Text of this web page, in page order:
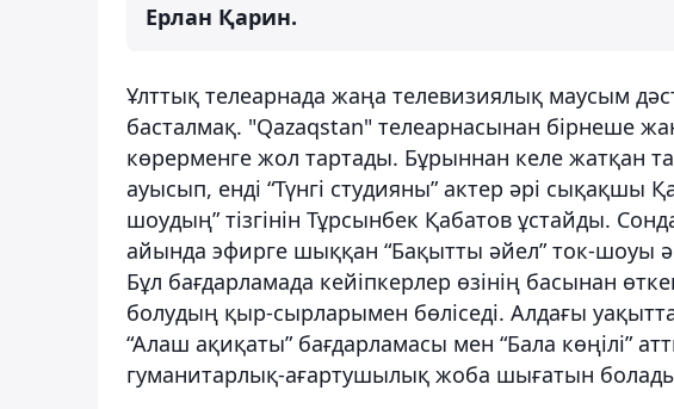
Ерлан Қарин.
Ұлттық телеарнада жаңа телевизиялық маусым
басталмақ. "Qazaqstan" телеарнасынан бірнеше
көрерменге жол тартады. Бұрыннан келе жатқан
ауысып, енді “Түнгі студияны” актер әрі сықақшы
шоудың” тізгінін Тұрсынбек Қабатов ұстайды.
айында эфирге шыққан “Бақытты әйел” ток-шоуы
Бұл бағдарламада кейіпкерлер өзінің басынан
болудың қыр-сырларымен бөліседі. Алдағы
“Алаш ақиқаты” бағдарламасы мен “Бала көңілі”
гуманитарлық-ағартушылық жоба шығатын